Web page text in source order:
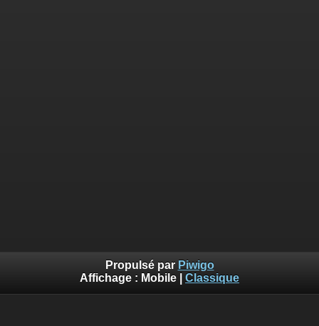
Propulsé par Piwigo
Affichage : Mobile Classique